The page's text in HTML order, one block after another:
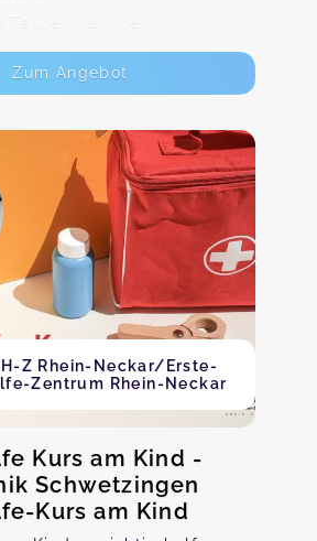
TeilnehmerInnen
Zum Angebot
H-Z Rhein-Neckar/Erste-
Zentrum Rhein-Neckar
Kurs am Kind -
Schwetzingen
Kurs am Kind